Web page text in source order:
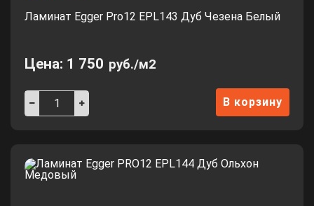
Ламинат Egger Pro12 EPL143 Дуб Чезена Белый
Цена: 1 750 руб./м2
В корзину